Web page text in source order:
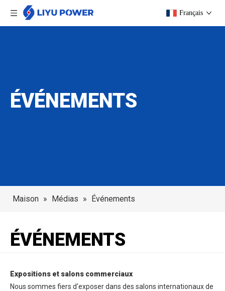
Français
ÉVÉNEMENTS
Maison » Médias » Événements
ÉVÉNEMENTS
Expositions et salons commerciaux
Nous sommes fiers d'exposer dans des salons internationaux de